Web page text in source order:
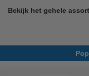
Bekijk het gehele